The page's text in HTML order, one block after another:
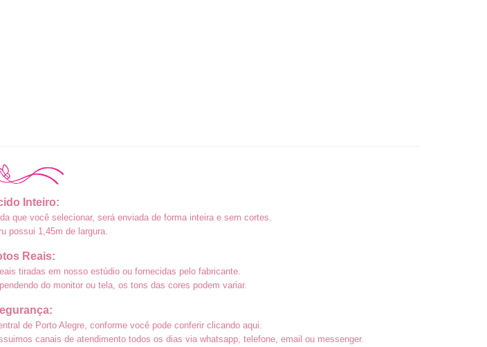
Inteiro:
que você selecionar, será enviada de forma inteira e sem cortes.
possui 1,45m de largura.
Reais:
tiradas em nosso estúdio ou fornecidas pelo fabricante.
do monitor ou tela, os tons das cores podem variar.
de Porto Alegre, conforme você pode conferir clicando aqui
canais de atendimento todos os dias via whatsapp, telefone, email ou messenger.